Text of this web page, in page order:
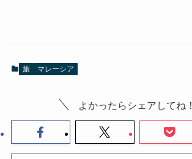
旅 マレーシア
よかったらシェアしてね！